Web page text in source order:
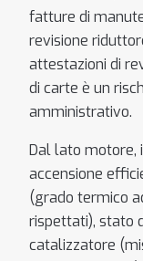
fatture di
revisione
attestazioni di
di carte è un
amministrativo.
Dal lato motore,
accensione
(grado termico
rispettati), stato
catalizzatore